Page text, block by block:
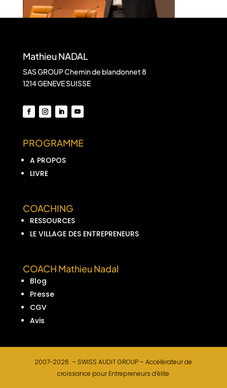
Mathieu NADAL
SAS GROUP Chemin de blandonnet 8
1214 GENEVE SUISSE
PROGRAMME
A PROPOS
LIVRE
COACHING
RESSOURCES
LE VILLAGE DES ENTREPRENEURS
COACH Mathieu Nadal
Blog
Presse
CGV
Avis
2007-2026 – SWISS AUDIT GROUP –Accélérateur de
croissance pour Entrepreneurs d’élite